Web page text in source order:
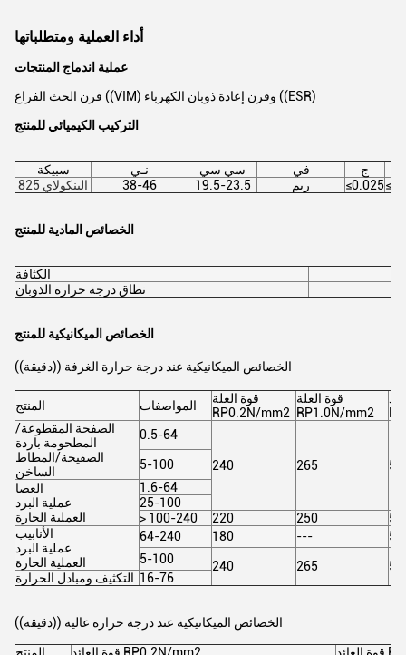
أداء العملية ومتطلباتها
عملية اندماج المنتجات
فرن الحث الفراغ ((VIM) وفرن إعادة ذوبان الكهرباء ((ESR)
التركيب الكيميائي للمنتج
سبيكة نـي سي سي في ج
الينكولاي 825
38-46 19.5-23.5 ريم ≤0.025
الخصائص المادية للمنتج
الكثافة
نطاق درجة حرارة الذوبان
الخصائص الميكانيكية للمنتج
الخصائص الميكانيكية عند درجة حرارة الغرفة ((دقيقة))
المنتج المواصفات
قوة الغلة
RP0.2N/mm2
قوة الغلة
RP1.0N/mm2
الصفحة المقطوعة/
المطحومة باردة
الصفيحة/المطاط
الساخن
0.5-64
240 265
5-100
العصا
عملية البرد
العملية الحارة
1.6-64
25-100
> 100-240
220 250
الأنابيب
عملية البرد
العملية الحارة
64-240 180 ---
5-100
240 265
التكثيف ومبادل الحرارة 16-76
الخصائص الميكانيكية عند درجة حرارة عالية ((دقيقة))